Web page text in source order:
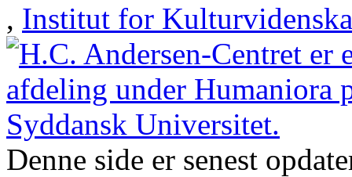
, Institut for
Denne side er senest